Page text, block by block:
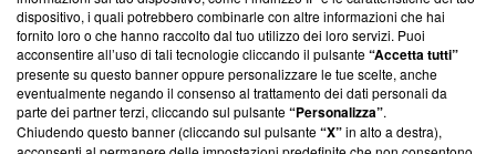
‘Trust Project - News with Integrity’Blasting News non è
ancora membro del programma, ma ha richiesto di farne
parte; Trust Project non ha ancora effettuato una verifica di
conformità agli standard.
Su di noi
dispositivo, i quali potrebbero combinarle con altre informazioni che hai
fornito loro o che hanno raccolto dal tuo utilizzo dei loro servizi. Puoi
acconsentire all’uso di tali tecnologie cliccando il pulsante“Accetta tutti”
presente su questo banner oppure personalizzare le tue scelte, anche
eventualmente negando il consenso al trattamento dei dati personali da
parte dei partner terzi, cliccando sul pulsante“Personalizza”.
Chiudendo questo banner (cliccando sul pulsante“X”in alto a destra),